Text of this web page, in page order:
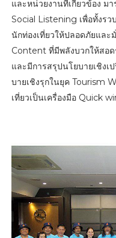
และหน่วยงานที่เกี่ยวข้อง ม
Social Listening เพื่อทั้งร
นักท่องเที่ยวให้ปลอดภัยและ
Content ที่มีพลังบวกให้สอ
และมีการสรุปนโยบายเชิงเ
บายเชิงรุกในยุค Tourism
เที่ยวเป็นเครื่องมือ Quick